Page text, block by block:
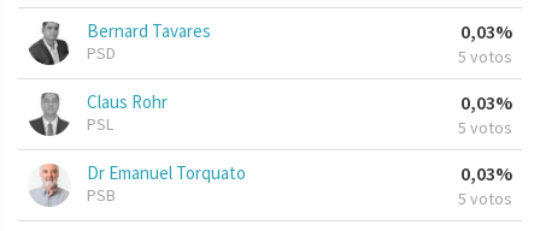
Bernard Tavares
PSD
0,03%
5 votos
Claus Rohr
PSL
0,03%
5 votos
Dr Emanuel Torquato
PSB
0,03%
5 votos